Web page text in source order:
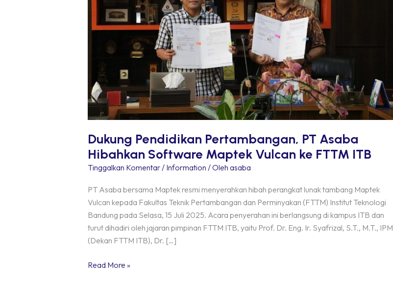
Dukung Pendidikan Pertambangan, PT Asaba
Hibahkan Software Maptek Vulcan ke FTTM ITB
Tinggalkan Komentar/ Information / Oleh asaba
PT Asaba bersama Maptek resmi menyerahkan hibah perangkat lunak tambang Maptek
Vulcan kepada Fakultas Teknik Pertambangan dan Perminyakan (FTTM) Institut Teknologi
Bandung pada Selasa, 15 Juli 2025. Acara penyerahan ini berlangsung di kampus ITB dan
turut dihadiri oleh jajaran pimpinan FTTM ITB, yaitu Prof. Dr. Eng. Ir. Syafrizal, S.T., M.T., IPM
(Dekan FTTM ITB), Dr. […]
Maptek
Vulcan
Read More »